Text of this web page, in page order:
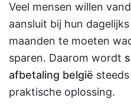
Veel mensen willen
aansluit bij hun
maanden te moeten
sparen. Daarom wordt
afbetaling belgië
praktische oplossing.